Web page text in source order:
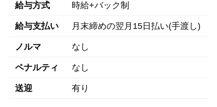
給与方式 時給+バック制
給与支払い 月末締めの翌月15日払い(手渡し)
ノルマ なし
ペナルティ なし
送迎 有り